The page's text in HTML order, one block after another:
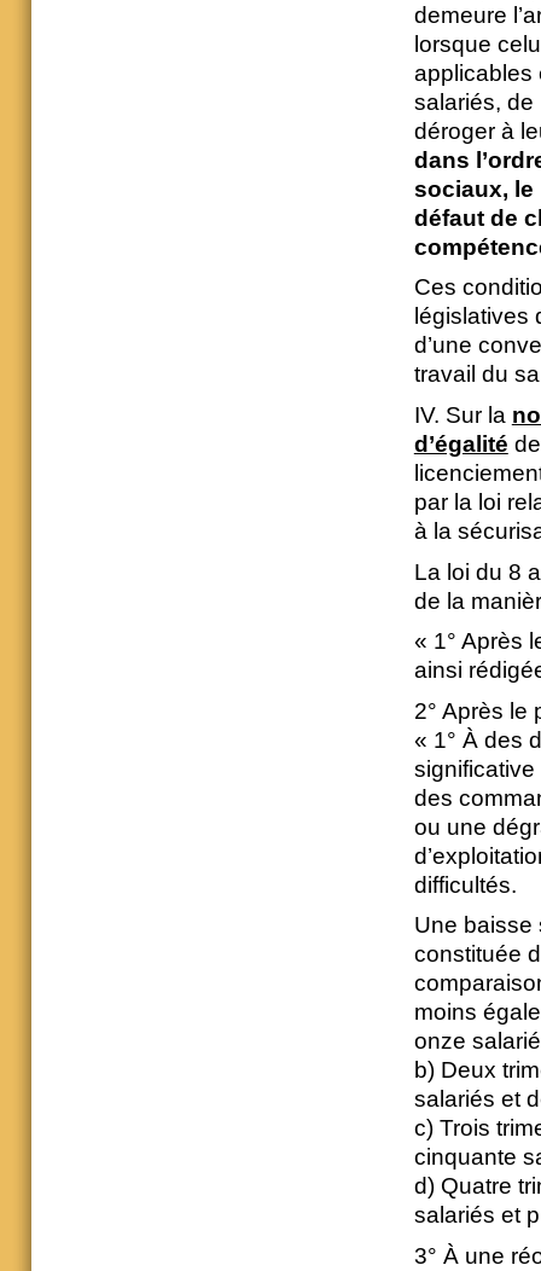
demeure
lorsque
applicables
salariés, de
déroger à
dans
sociaux, le
défaut de
Ces
législatives
d’une
travail du
IV. Sur la
d’égalité
par la loi
à la
La loi du 8
de la
« 1° Après
ainsi
2° Après le
« 1° À des
significative
des
ou une
difficultés.
Une baisse
constituée
moins
onze
b) Deux
salariés et
c) Trois
cinquante
d) Quatre
salariés et
3° À une